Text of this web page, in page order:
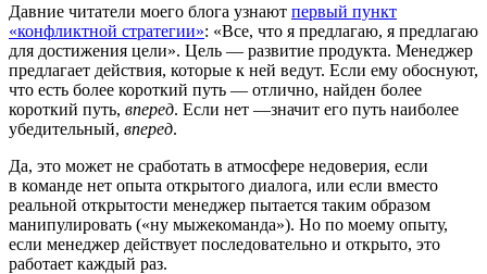
Давние читатели моего блога узнают первый пункт
«конфликтной стратегии»: «Все, что я предлагаю, я предлагаю
для достижения цели». Цель — развитие продукта. Менеджер
предлагает действия, которые к ней ведут. Если ему обоснуют,
что есть более короткий путь — отлично, найден более
короткий путь, вперед. Если нет —значит его путь наиболее
убедительный, вперед.
Да, это может не сработать в атмосфере недоверия, если
в команде нет опыта открытого диалога, или если вместо
реальной открытости менеджер пытается таким образом
манипулировать («ну мыжекоманда»). Но по моему опыту,
если менеджер действует последовательно и открыто, это
работает каждый раз.